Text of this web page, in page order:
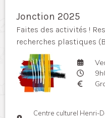
Jonction 2025
Faites des activités !
recherches plastiques
Centre culturel Henri-